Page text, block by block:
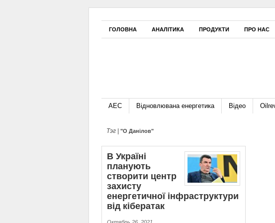
ГОЛОВНА АНАЛІТИКА ПРОДУКТИ ПРО НАС
АЕС Відновлювана енергетика Відео
Тэг | "О Данілов"
В Україні
планують
створити центр
захисту
енергетичної інфраструктури
від кібератак